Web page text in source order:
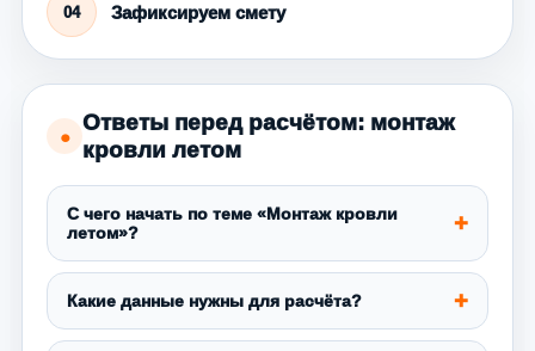
04 Зафиксируем смету
●
Ответы перед расчётом: монтаж
кровли летом
С чего начать по теме «Монтаж кровли
летом»?
Какие данные нужны для расчёта?